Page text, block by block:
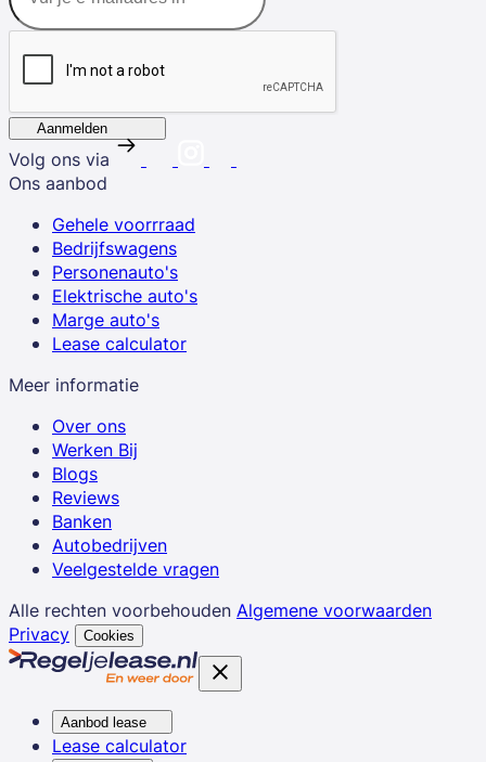
Aanmelden
Volg ons via
Ons aanbod
Gehele voorrraad
Bedrijfswagens
Personenauto's
Elektrische auto's
Marge auto's
Lease calculator
Meer informatie
Over ons
Werken Bij
Blogs
Reviews
Banken
Autobedrijven
Veelgestelde vragen
Alle rechten voorbehouden Algemene voorwaarden
Privacy
Cookies
Aanbod lease
Lease calculator